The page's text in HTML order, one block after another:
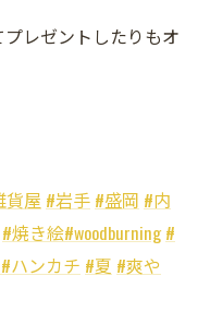
レゼントしたりもオ
貨屋 #岩手 #盛岡 #内
#焼き絵#woodburning #
#ハンカチ #夏 #爽や